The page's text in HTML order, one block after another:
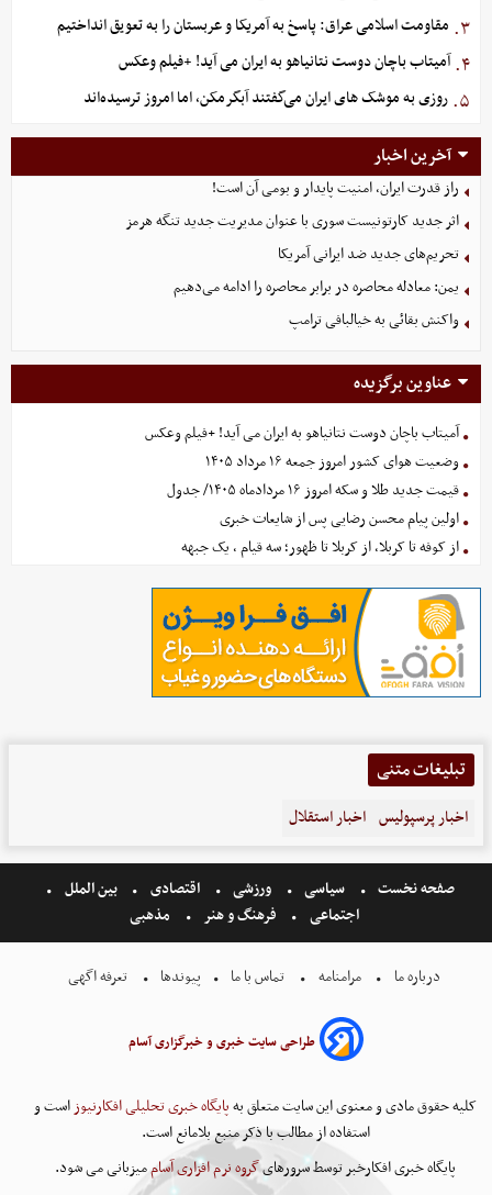
۳. مقاومت اسلامی عراق: پاسخ به آمریکا و عربستان را به تعویق انداختیم
۴. آمیتاب باچان دوست نتانیاهو به ایران می آید! +فیلم وعکس
۵. روزی به موشک‌ های ایران می‌گفتند آبگرمکن، اما امروز ترسیده‌اند
آخرین اخبار
راز قدرت ایران، امنیت پایدار و بومی آن است!
اثر جدید کارتونیست سوری با عنوان مدیریت جدید تنگه هرمز
تحریم‌های جدید ضد ایرانی آمریکا
یمن: معادله محاصره در برابر محاصره را ادامه می‌دهیم
واکنش بقائی به خیالبافی ترامپ
عناوین برگزیده
آمیتاب باچان دوست نتانیاهو به ایران می آید! +فیلم وعکس
وضعیت هوای کشور امروز جمعه ۱۶ مرداد ۱۴۰۵
قیمت جدید طلا و سکه امروز ۱۶ مردادماه ۱۴۰۵/ جدول
اولین پیام محسن رضایی پس از شایعات خبری
از کوفه تا کربلا، از کربلا تا ظهور؛ سه قیام ، یک جبهه
تبلیغات متنی
اخبار پرسپولیس اخبار استقلال
صفحه نخست سیاسی ورزشی اقتصادی
بین الملل
اجتماعی
فرهنگ و هنر مذهبی
درباره ما مرامنامه تماس با ما پیوندها تعرفه اگهی
طراحی سایت خبری و خبرگزاری آسام
کلیه حقوق مادی و معنوی این سایت متعلق بهپایگاه خبری تحلیلی افکارنیوزاست و
استفاده از مطالب با ذکر منبع بلامانع است.
پایگاه خبری افکارخبر توسط سرورهایگروه نرم افزاری آساممیزبانی می شود.